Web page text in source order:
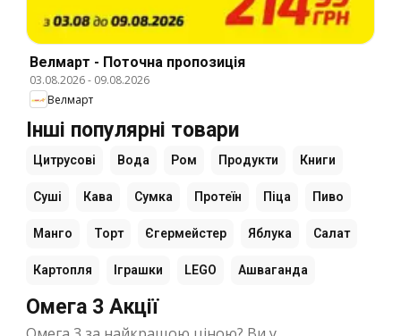
Велмарт - Поточна пропозиція
03.08.2026- 09.08.2026
Велмарт
Інші популярні товари
Цитрусові Вода Ром Продукти Книги
Суші Кава Сумка Протеїн Піца Пиво
Манго Торт Єгермейстер Яблука Салат
Картопля Іграшки LEGO Ашваганда
Омега 3 Акції